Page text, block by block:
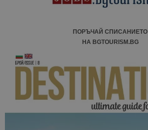
ПОРЪЧАЙ СПИСАНИЕТО
НА BGTOURISM.BG